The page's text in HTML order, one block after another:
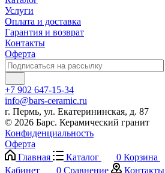
Услуги
Оплата и доставка
Гарантия и возврат
Контакты
Оферта
+7 902 647-15-34
info@bars-ceramic.ru
г. Пермь, ул. Екатерининская, д. 87
© 2026 Барс. Керамический гранит
Конфиденциальность
Оферта
Главная
Каталог 0 Корзина
Кабинет
0 Сравнение Контакты